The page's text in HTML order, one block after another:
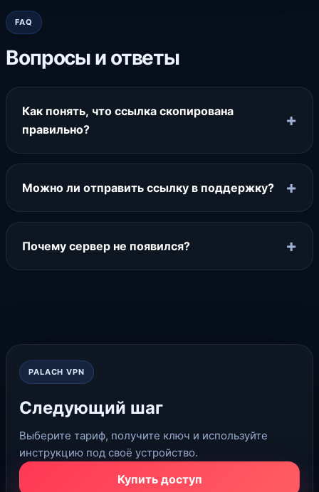
FAQ
Вопросы и ответы
Как понять, что ссылка скопирована
правильно?
+
Можно ли отправить ссылку в поддержку? +
Почему сервер не появился? +
PALACH VPN
Следующий шаг
Выберите тариф, получите ключ и используйте
инструкцию под своё устройство.
Купить доступ